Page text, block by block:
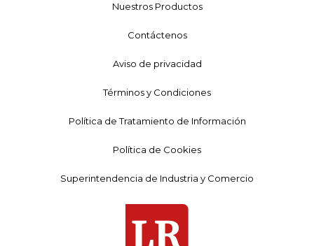
Nuestros Productos
Contáctenos
Aviso de privacidad
Términos y Condiciones
Política de Tratamiento de Información
Política de Cookies
Superintendencia de Industria y Comercio